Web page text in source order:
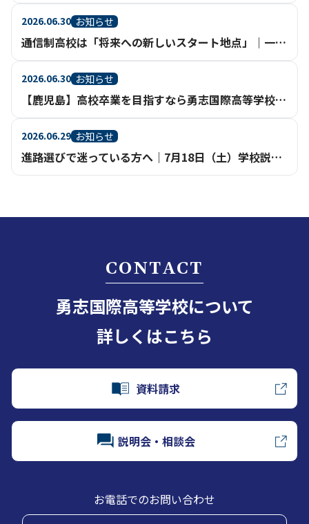
2026.06.30 お知らせ
通信制高校は「将来への新しいスタート地点」｜一人ひとりの進路実現を支える充実のサポート体制【鹿児島】
2026.06.30 お知らせ
【鹿児島】高校卒業を目指すなら勇志国際高等学校（通信制高校・不登校相談）
2026.06.29 お知らせ
進路選びで迷っている方へ｜7月18日（土）学校説明会を鹿児島天文館で開催
CONTACT
勇志国際高等学校について
詳しくはこちら
資料請求
説明会・相談会
お電話でのお問い合わせ